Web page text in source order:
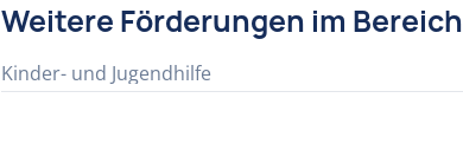
Weitere Förderungen im Bereich
Kinder- und Jugendhilfe